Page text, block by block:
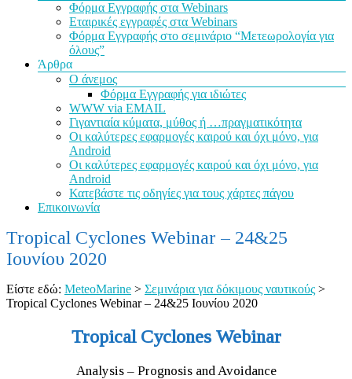
Φόρμα Εγγραφής στα Webinars
Εταιρικές εγγραφές στα Webinars
Φόρμα Εγγραφής στο σεμινάριο “Μετεωρολογία για
όλους”
Άρθρα
Ο άνεμος
Φόρμα Εγγραφής για ιδιώτες
WWW via EMAIL
Γιγαντιαία κύματα, μύθος ή …πραγματικότητα
Οι καλύτερες εφαρμογές καιρού και όχι μόνο, για
Android
Οι καλύτερες εφαρμογές καιρού και όχι μόνο, για
Android
Κατεβάστε τις οδηγίες για τους χάρτες πάγου
Επικοινωνία
Tropical Cyclones Webinar – 24&25
Ιουνίου 2020
Είστε εδώ: MeteoMarine > Σεμινάρια για δόκιμους ναυτικούς >
Tropical Cyclones Webinar – 24&25 Ιουνίου 2020
Tropical Cyclones Webinar
Analysis – Prognosis and Avoidance